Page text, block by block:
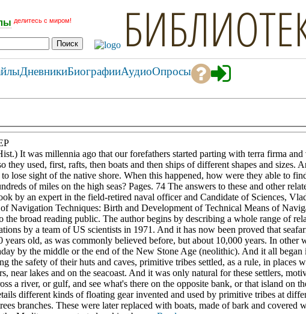
делитесь с миром!
ДневникиБиографииАудиоОпросы
It was millennia ago that our forefathers started parting with terra firma and
they used, first, rafts, then boats and then ships of different shapes and sizes.
lose sight of the native shore. When this happened, how were they able to
of miles on the high seas? Pages. 74 The answers to these and other
by an expert in the field-retired naval officer and Candidate of Sciences,
Navigation Techniques: Birth and Development of Technical Means of
the broad reading public. The author begins by describing a whole range of
by a team of US scientists in 1971. And it has now been proved that
years old, as was commonly believed before, but about 10,000 years. In other
by the middle or the end of the New Stone Age (neolithic). And it all began
the safety of their huts and caves, primitive tribes settled, as a rule, in places
near lakes and on the seacoast. And it was only natural for these settlers,
a river, or gulf, and see what's there on the opposite bank, or that island on
different kinds of floating gear invented and used by primitive tribes at
branches. These were later replaced with boats, made of bark and covered